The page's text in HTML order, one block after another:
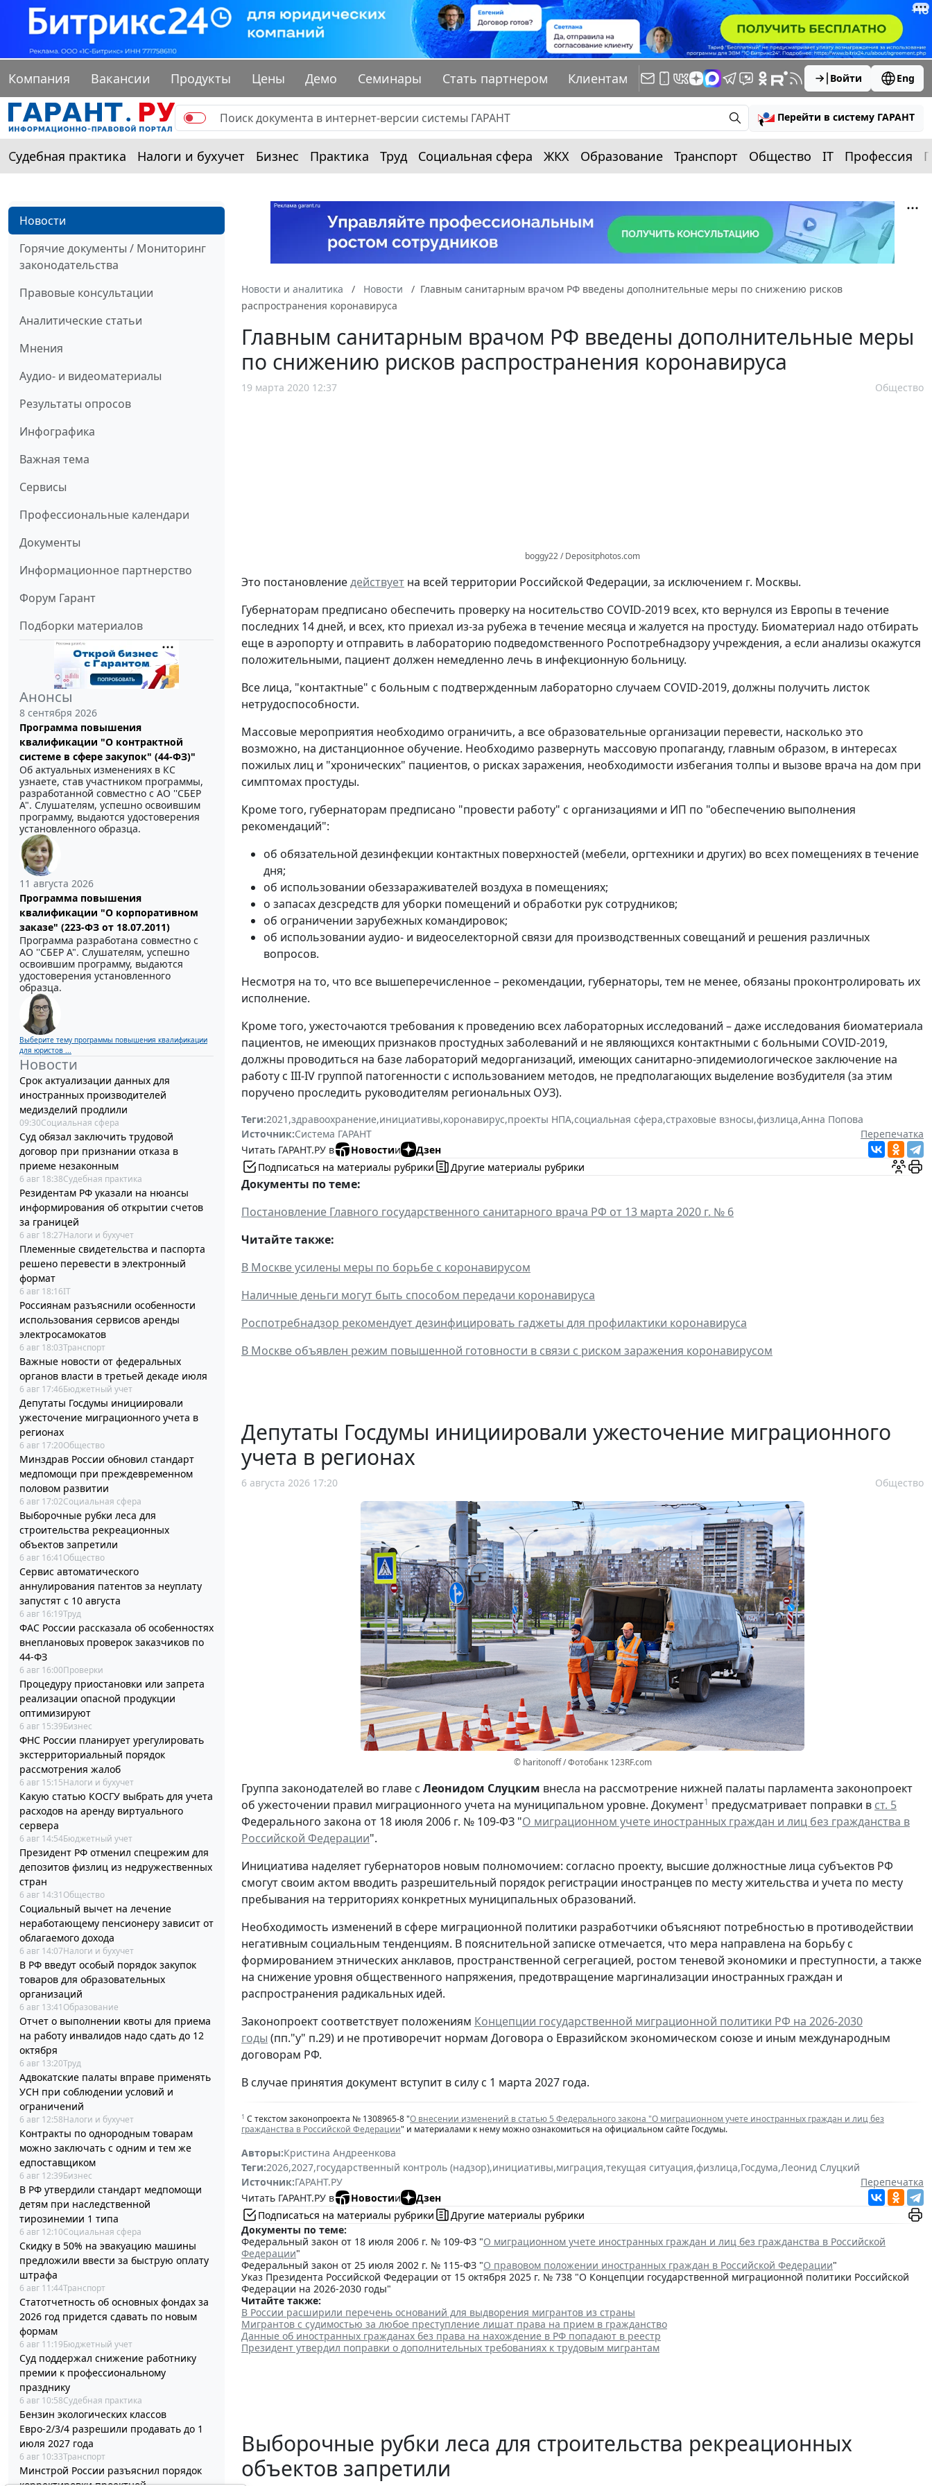
Компания Вакансии Продукты Цены Демо Семинары Стать партнером Клиентам Войти Eng
Перейти в систему ГАРАНТ
Судебная практика Налоги и бухучет Бизнес Практика Труд Социальная сфера ЖКХ Образование Транспорт Общество IT Профессия
Новости
Горячие документы / Мониторинг
законодательства
Правовые консультации
Аналитические статьи
Мнения
Аудио- и видеоматериалы
Результаты опросов
Инфографика
Важная тема
Сервисы
Профессиональные календари
Документы
Информационное партнерство
Форум Гарант
Подборки материалов
Анонсы
8 сентября 2026
Программа повышения
квалификации "О контрактной
системе в сфере закупок" (44-ФЗ)"
Об актуальных изменениях в КС
узнаете, став участником программы,
разработанной совместно с АО ''СБЕР
А". Слушателям, успешно освоившим
программу, выдаются удостоверения
установленного образца.
11 августа 2026
Программа повышения
квалификации "О корпоративном
заказе" (223-ФЗ от 18.07.2011)
Программа разработана совместно с
АО ''СБЕР А". Слушателям, успешно
освоившим программу, выдаются
удостоверения установленного
образца.
Выберите тему программы повышения квалификации
для юристов ...
Новости
Срок актуализации данных для
иностранных производителей
медизделий продлили
09:30Социальная сфера
Суд обязал заключить трудовой
договор при признании отказа в
приеме незаконным
6 авг 18:38Судебная практика
Резидентам РФ указали на нюансы
информирования об открытии счетов
за границей
6 авг 18:27Налоги и бухучет
Племенные свидетельства и паспорта
решено перевести в электронный
формат
6 авг 18:16IT
Россиянам разъяснили особенности
использования сервисов аренды
электросамокатов
6 авг 18:03Транспорт
Важные новости от федеральных
органов власти в третьей декаде июля
6 авг 17:46Бюджетный учет
Депутаты Госдумы инициировали
ужесточение миграционного учета в
регионах
6 авг 17:20Общество
Минздрав России обновил стандарт
медпомощи при преждевременном
половом развитии
6 авг 17:02Социальная сфера
Выборочные рубки леса для
строительства рекреационных
объектов запретили
6 авг 16:41 Общество
Сервис автоматического
аннулирования патентов за неуплату
запустят с 10 августа
6 авг 16:19Труд
ФАС России рассказала об особенностях
внеплановых проверок заказчиков по
44-ФЗ
6 авг 16:00Проверки
Процедуру приостановки или запрета
реализации опасной продукции
оптимизируют
6 авг 15:39Бизнес
ФНС России планирует урегулировать
экстерриториальный порядок
рассмотрения жалоб
6 авг 15:15Налоги и бухучет
Какую статью КОСГУ выбрать для учета
расходов на аренду виртуального
сервера
6 авг 14:54Бюджетный учет
Президент РФ отменил спецрежим для
депозитов физлиц из недружественных
стран
6 авг 14:31 Общество
Социальный вычет на лечение
неработающему пенсионеру зависит от
облагаемого дохода
6 авг 14:07Налоги и бухучет
В РФ введут особый порядок закупок
товаров для образовательных
организаций
6 авг 13:41 Образование
Отчет о выполнении квоты для приема
на работу инвалидов надо сдать до 12
октября
6 авг 13:20Труд
Адвокатские палаты вправе применять
УСН при соблюдении условий и
ограничений
6 авг 12:58Налоги и бухучет
Контракты по однородным товарам
можно заключать с одним и тем же
едпоставщиком
6 авг 12:39Бизнес
В РФ утвердили стандарт медпомощи
детям при наследственной
тирозинемии 1 типа
6 авг 12:10Социальная сфера
Скидку в 50% на эвакуацию машины
предложили ввести за быструю оплату
штрафа
6 авг 11:44Транспорт
Статотчетность об основных фондах за
2026 год придется сдавать по новым
формам
6 авг 11:19Бюджетный учет
Суд поддержал снижение работнику
премии к профессиональному
празднику
6 авг 10:58Судебная практика
Бензин экологических классов
Евро-2/3/4 разрешили продавать до 1
июля 2027 года
6 авг 10:33Транспорт
Минстрой России разъяснил порядок
Новости и аналитика Новости
Главным санитарным врачом РФ введены дополнительные меры по снижению рисков
распространения коронавируса
Главным санитарным врачом РФ введены дополнительные меры
по снижению рисков распространения коронавируса
19 марта 2020 12:37 Общество
boggy22 / Depositphotos.com
Это постановлениедействует на всей территории Российской Федерации, за исключением г. Москвы.
Губернаторам предписано обеспечить проверку на носительство COVID-2019 всех, кто вернулся из Европы в течение
последних 14 дней, и всех, кто приехал из-за рубежа в течение месяца и жалуется на простуду. Биоматериал надо отбирать
еще в аэропорту и отправить в лабораторию подведомственного Роспотребнадзору учреждения, а если анализы окажутся
положительными, пациент должен немедленно лечь в инфекционную больницу.
Все лица, "контактные" с больным с подтвержденным лабораторно случаем COVID-2019, должны получить листок
нетрудоспособности.
Массовые мероприятия необходимо ограничить, а все образовательные организации перевести, насколько это
возможно, на дистанционное обучение. Необходимо развернуть массовую пропаганду, главным образом, в интересах
пожилых лиц и "хронических" пациентов, о рисках заражения, необходимости избегания толпы и вызове врача на дом при
симптомах простуды.
Кроме того, губернаторам предписано "провести работу" с организациями и ИП по "обеспечению выполнения
рекомендаций":
об обязательной дезинфекции контактных поверхностей (мебели, оргтехники и других) во всех помещениях в течение
дня;
об использовании обеззараживателей воздуха в помещениях;
о запасах дезсредств для уборки помещений и обработки рук сотрудников;
об ограничении зарубежных командировок;
об использовании аудио- и видеоселекторной связи для производственных совещаний и решения различных
вопросов.
Несмотря на то, что все вышеперечисленное – рекомендации, губернаторы, тем не менее, обязаны проконтролировать их
исполнение.
Кроме того, ужесточаются требования к проведению всех лабораторных исследований – даже исследования биоматериала
пациентов, не имеющих признаков простудных заболеваний и не являющихся контактными с больными COVID-2019,
должны проводиться на базе лабораторий медорганизаций, имеющих санитарно-эпидемиологическое заключение на
работу с III-IV группой патогенности с использованием методов, не предполагающих выделение возбудителя (за этим
поручено проследить руководителям региональных ОУЗ).
Теги:2021 ,здравоохранение,инициативы,коронавирус,проекты НПА,социальная сфера,страховые взносы,физлица,Анна Попова
Источник:Система ГАРАНТ
Перепечатка
Читать ГАРАНТ.РУ в
Новостии
Дзен
Подписаться на материалы рубрики
Другие материалы рубрики
Документы по теме:
Постановление Главного государственного санитарного врача РФ от 13 марта 2020 г. № 6
Читайте также:
В Москве усилены меры по борьбе с коронавирусом
Наличные деньги могут быть способом передачи коронавируса
Роспотребнадзор рекомендует дезинфицировать гаджеты для профилактики коронавируса
В Москве объявлен режим повышенной готовности в связи с риском заражения коронавирусом
Депутаты Госдумы инициировали ужесточение миграционного
учета в регионах
6 августа 2026 17:20 Общество
© haritonoff / Фотобанк 123RF.com
Группа законодателей во главе с Леонидом Слуцким внесла на рассмотрение нижней палаты парламента законопроект
об ужесточении правил миграционного учета на муниципальном уровне. Документ1 предусматривает поправки в ст. 5
Федерального закона от 18 июля 2006 г. № 109-ФЗ "О миграционном учете иностранных граждан и лиц без гражданства в
Российской Федерации".
Инициатива наделяет губернаторов новым полномочием: согласно проекту, высшие должностные лица субъектов РФ
смогут своим актом вводить разрешительный порядок регистрации иностранцев по месту жительства и учета по месту
пребывания на территориях конкретных муниципальных образований.
Необходимость изменений в сфере миграционной политики разработчики объясняют потребностью в противодействии
негативным социальным тенденциям. В пояснительной записке отмечается, что мера направлена на борьбу с
формированием этнических анклавов, пространственной сегрегацией, ростом теневой экономики и преступности, а также
на снижение уровня общественного напряжения, предотвращение маргинализации иностранных граждан и
распространения радикальных идей.
Законопроект соответствует положениям Концепции государственной миграционной политики РФ на 2026-2030
годы (пп."у" п.29) и не противоречит нормам Договора о Евразийском экономическом союзе и иным международным
договорам РФ.
В случае принятия документ вступит в силу с 1 марта 2027 года.
1 С текстом законопроекта № 1308965-8 "О внесении изменений в статью 5 Федерального закона "О миграционном учете иностранных граждан и лиц без
гражданства в Российской Федерации" и материалами к нему можно ознакомиться на официальном сайте Госдумы.
Авторы:Кристина Андреенкова
Теги:2026,2027,государственный контроль (надзор),инициативы,миграция,текущая ситуация,физлица,Госдума,Леонид Слуцкий
Источник:ГАРАНТ.РУ
Перепечатка
Читать ГАРАНТ.РУ в
Новостии
Дзен
Подписаться на материалы рубрики
Другие материалы рубрики
Документы по теме:
Федеральный закон от 18 июля 2006 г. № 109-ФЗ "О миграционном учете иностранных граждан и лиц без гражданства в Российской
Федерации"
Федеральный закон от 25 июля 2002 г. № 115-ФЗ "О правовом положении иностранных граждан в Российской Федерации"
Указ Президента Российской Федерации от 15 октября 2025 г. № 738 "О Концепции государственной миграционной политики Российской
Федерации на 2026-2030 годы"
Читайте также:
В России расширили перечень оснований для выдворения мигрантов из страны
Мигрантов с судимостью за любое преступление лишат права на прием в гражданство
Данные об иностранных гражданах без права на нахождение в РФ попадают в реестр
Президент утвердил поправки о дополнительных требованиях к трудовым мигрантам
Выборочные рубки леса для строительства рекреационных
объектов запретили